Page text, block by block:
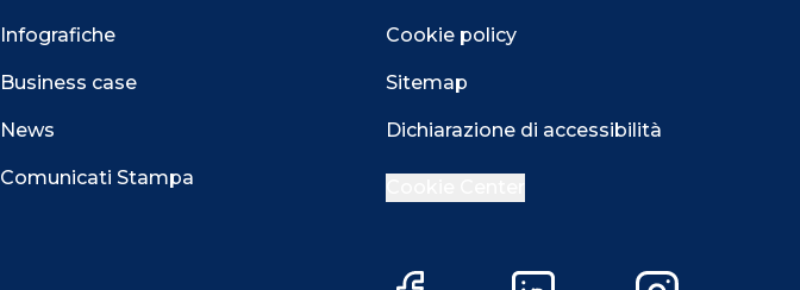
Infografiche
Business case
News
Comunicati Stampa
Cookie policy
Sitemap
Dichiarazione di accessibilità